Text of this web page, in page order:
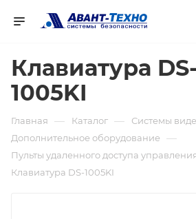
Клавиатура DS-
1005KI
Главная — Каталог — Системы
Дополнительное оборудование —
Пульты удаленного доступа
Клавиатура DS-1005KI